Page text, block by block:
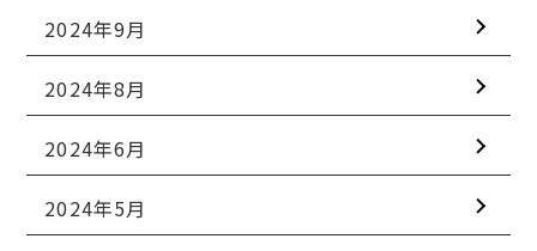
2024年9月
2024年8月
2024年6月
2024年5月